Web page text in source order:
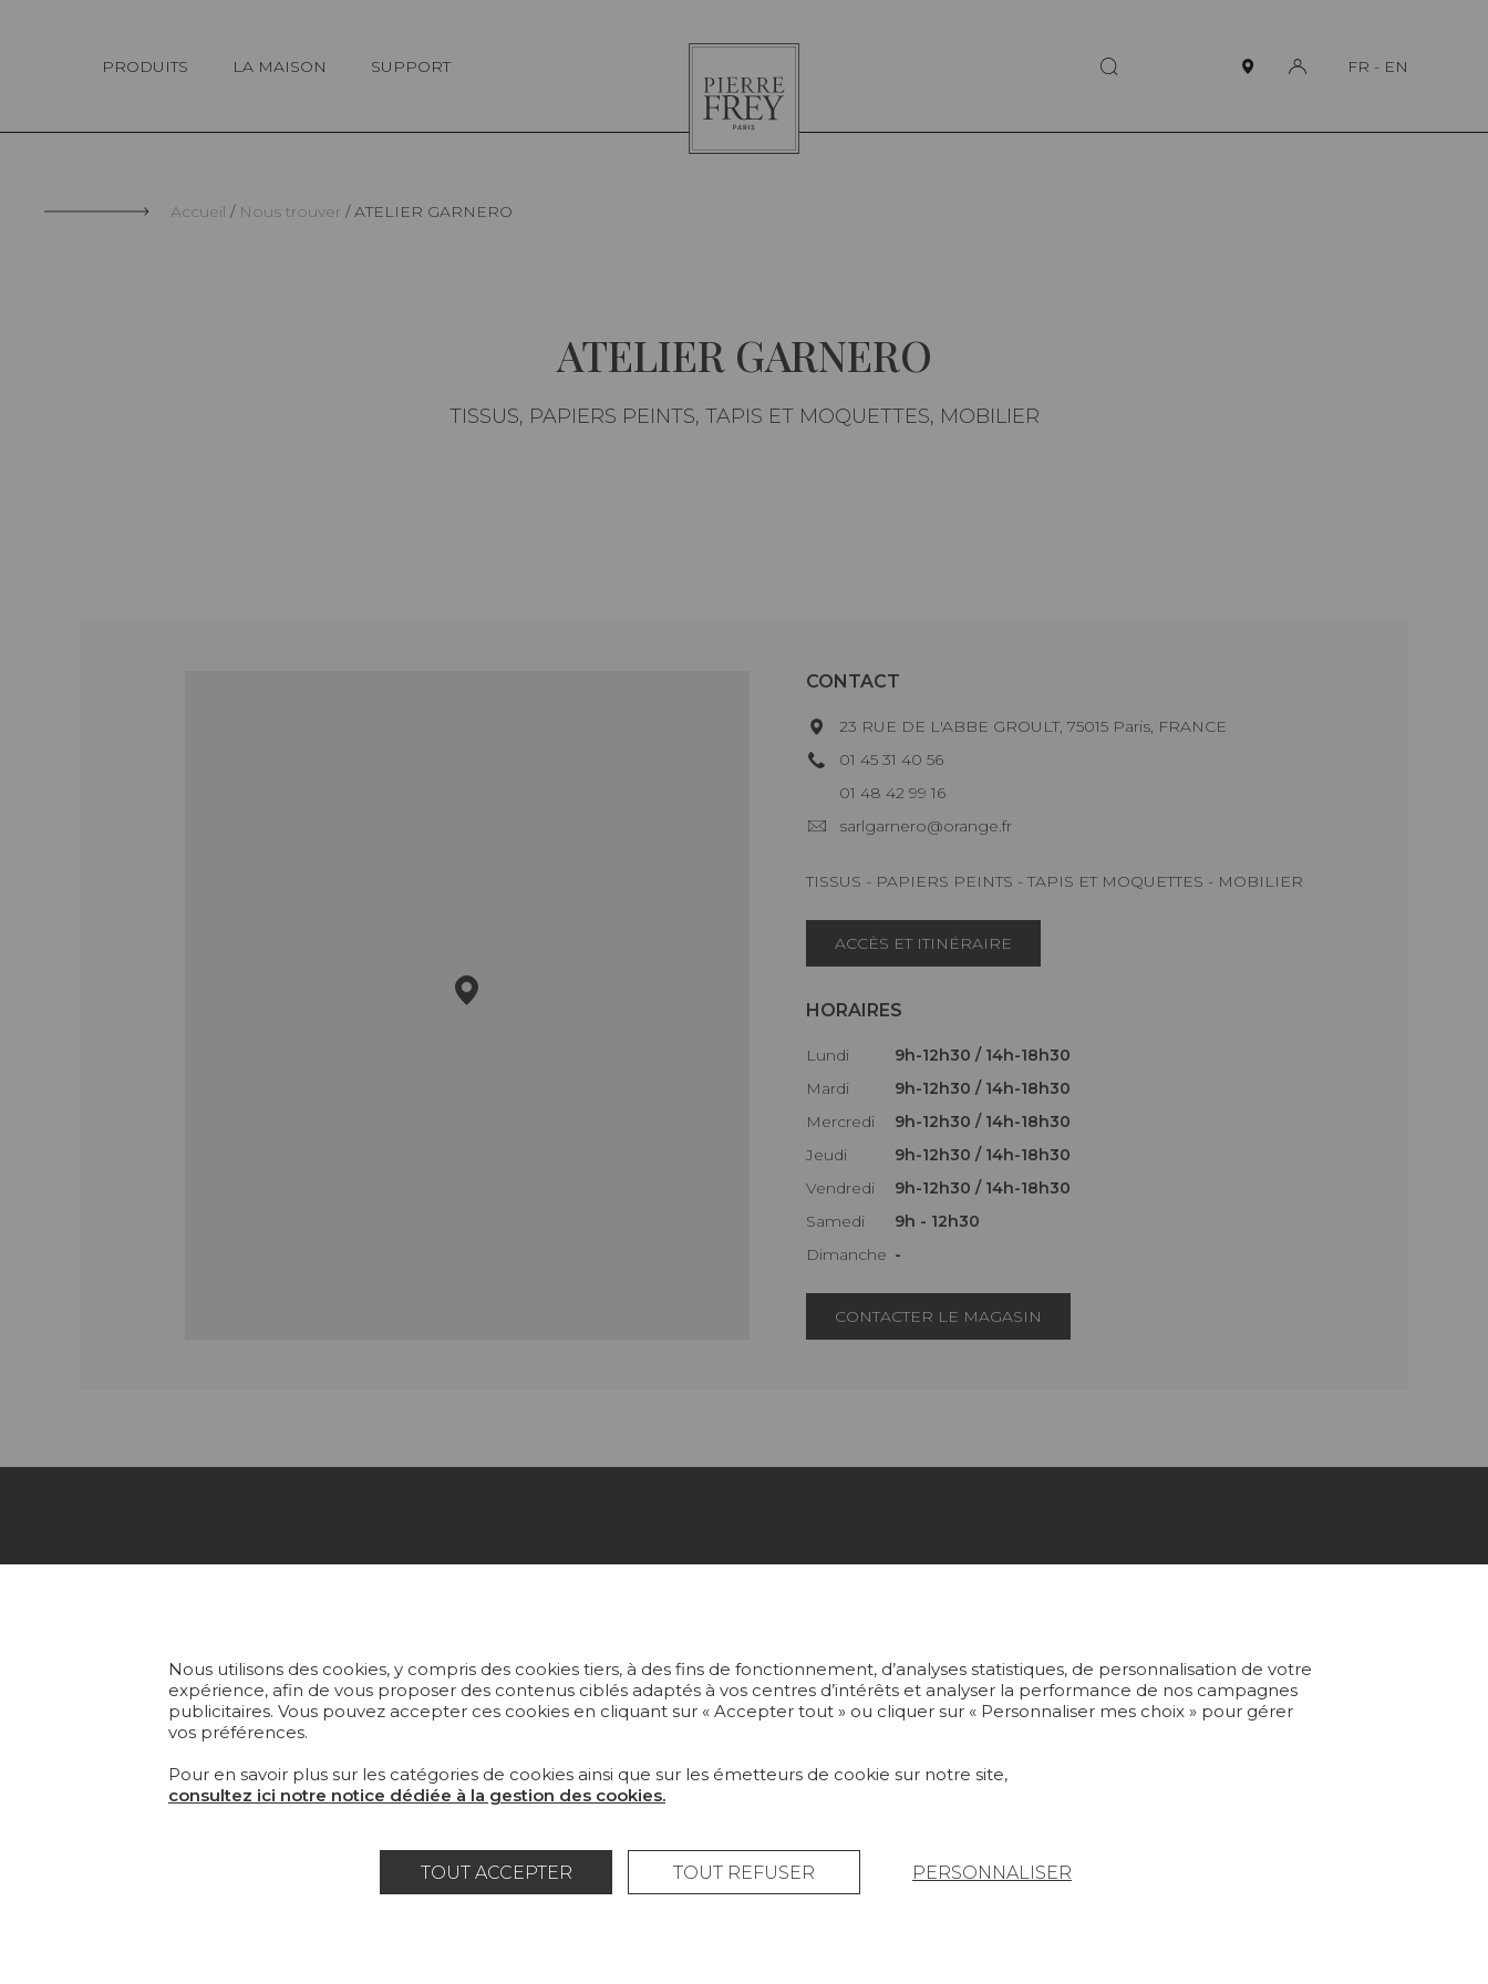
PRODUITS LA MAISON SUPPORT
Pierre
Frey
FR - EN
Accueil Nous trouver ATELIER GARNERO
ATELIER GARNERO
TISSUS, PAPIERS PEINTS, TAPIS ET MOQUETTES, MOBILIER
CONTACT
23 RUE DE L'ABBE GROULT, 75015 Paris, FRANCE
01 45 31 40 56
01 48 42 99 16
sarlgarnero@orange.fr
TISSUS - PAPIERS PEINTS - TAPIS ET MOQUETTES - MOBILIER
ACCÈS ET ITINÉRAIRE
HORAIRES
Lundi
9h-12h30 / 14h-18h30
Mardi
9h-12h30 / 14h-18h30
Mercredi
9h-12h30 / 14h-18h30
Jeudi
9h-12h30 / 14h-18h30
Vendredi
9h-12h30 / 14h-18h30
Samedi
9h - 12h30
Dimanche -
CONTACTER LE MAGASIN
une Maison française à
l’éclectisme assumé qui crée,
édite et fabrique des étoffes, des
papiers peints, des tapis sur-
PAPIERS PEINTS
TAPIS ET MOQUETTES
MAGAZINE
LA MAISON
Mentions légales Politique générale de protection des données
Nous utilisons des cookies, y compris des cookies tiers, à des fins de fonctionnement, d’analyses statistiques, de personnalisation de votre
expérience, afin de vous proposer des contenus ciblés adaptés à vos centres d’intérêts et analyser la performance de nos campagnes
publicitaires. Vous pouvez accepter ces cookies en cliquant sur « Accepter tout » ou cliquer sur « Personnaliser mes choix » pour gérer
vos préférences.
Pour en savoir plus sur les catégories de cookies ainsi que sur les émetteurs de cookie sur notre site,
consultez ici notre notice dédiée à la gestion des cookies.
TOUT ACCEPTER TOUT REFUSER PERSONNALISER